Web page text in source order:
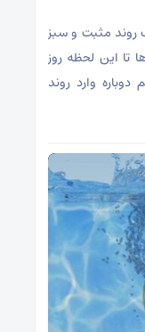
روند مثبت و سبز
تا این لحظه روز
وارد روند